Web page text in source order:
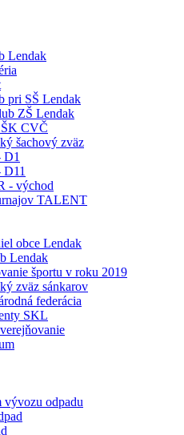
Lendak
pri SŠ Lendak
ZŠ Lendak
CVČ
šachový zväz
D1
- východ
TALENT
obce Lendak
Lendak
športu v roku 2019
zväz sánkarov
federácia
SKL
vývozu odpadu